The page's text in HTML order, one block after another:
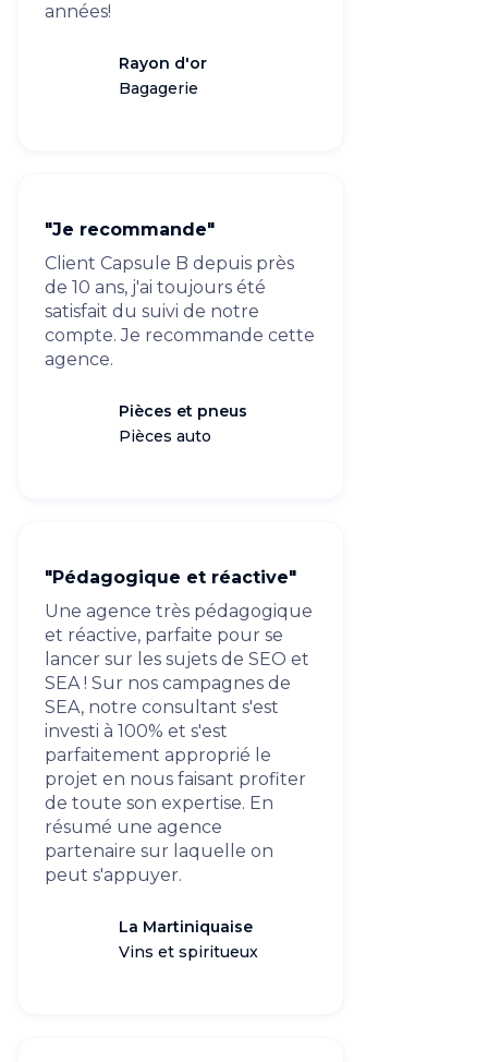
années!
Rayon d'or
Bagagerie
"Je recommande"
Client Capsule B depuis près
de 10 ans, j'ai toujours été
satisfait du suivi de notre
compte. Je recommande cette
agence.
Pièces et pneus
Pièces auto
"Pédagogique et réactive"
Une agence très pédagogique
et réactive, parfaite pour se
lancer sur les sujets de SEO et
SEA ! Sur nos campagnes de
SEA, notre consultant s'est
investi à 100% et s'est
parfaitement approprié le
projet en nous faisant profiter
de toute son expertise. En
résumé une agence
partenaire sur laquelle on
peut s'appuyer.
La Martiniquaise
Vins et spiritueux